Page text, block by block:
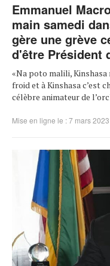
Emmanuel
main samedi
gère une grève
d'être Président
«Na poto malili,
froid et à Kinshasa c’est
célèbre animateur de
Mise en ligne le : 7 mars 2023